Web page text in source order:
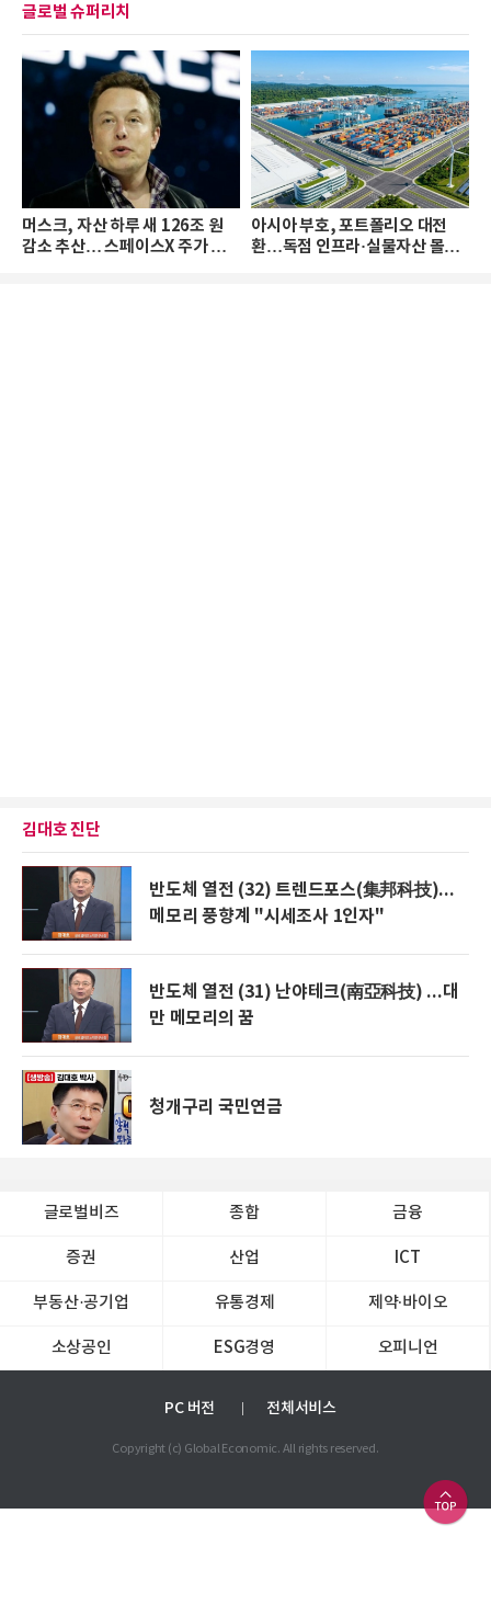
글로벌 슈퍼리치
머스크, 자산 하루 새 126조 원
감소 추산… 스페이스X 주가 하
아시아 부호, 포트폴리오 대전
환…독점 인프라·실물자산 몰린
김대호 진단
반도체 열전 (32) 트렌드포스(集邦科技)...
메모리 풍향계 "시세조사 1인자"
반도체 열전 (31) 난야테크(南亞科技) ...대
만 메모리의 꿈
청개구리 국민연금
글로벌비즈 종합 금융
증권 산업 ICT
부동산·공기업 유통경제 제약∙바이오
소상공인 ESG경영 오피니언
PC 버전 전체서비스
Copyright (c) Global Economic. All rights reserved.